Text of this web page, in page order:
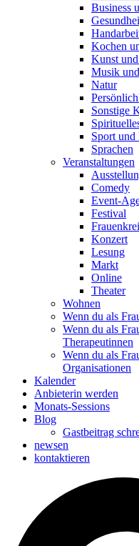
Business
Kochen
Kunst
Musik
Natur
Sonstige
Sport
Sprachen
Veranstaltungen
Comedy
Event-
Festival
Konzert
Lesung
Markt
Online
Theater
Wohnen
Wenn du als
Wenn du als
Therapeutinnen
Wenn du als
Organisationen
Kalender
Anbieterin werden
Monats-Sessions
Blog
Gastbeitrag
newsen
kontaktieren